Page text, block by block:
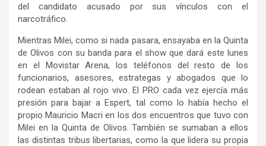
del candidato acusado por sus vínculos con el
narcotráfico.
Mientras Milei, como si nada pasara, ensayaba en la Quinta
de Olivos con su banda para el show que dará este lunes
en el Movistar Arena, los teléfonos del resto de los
funcionarios, asesores, estrategas y abogados que lo
rodean estaban al rojo vivo. El PRO cada vez ejercía más
presión para bajar a Espert, tal como lo había hecho el
propio Mauricio Macri en los dos encuentros que tuvo con
Milei en la Quinta de Olivos. También se sumaban a ellos
las distintas tribus libertarias, como la que lidera su propia